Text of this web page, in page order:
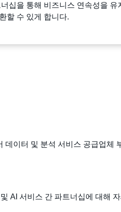
십을 통해 비즈니스 연속성을 유
할 수 있게 합니다.
데이터 및 분석 서비스 공급업체
AI 서비스 간 파트너십에 대해 자